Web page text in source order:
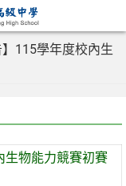
】115學年度校內生
生物能力競賽初賽